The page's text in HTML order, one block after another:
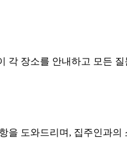
각 장소를 안내하고 모든
을 도와드리며, 집주인과의